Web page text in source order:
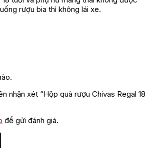
rượu bia thì không lái xe.
nhận xét “Hộp quà rượu Chivas Regal 18
để gửi đánh giá.